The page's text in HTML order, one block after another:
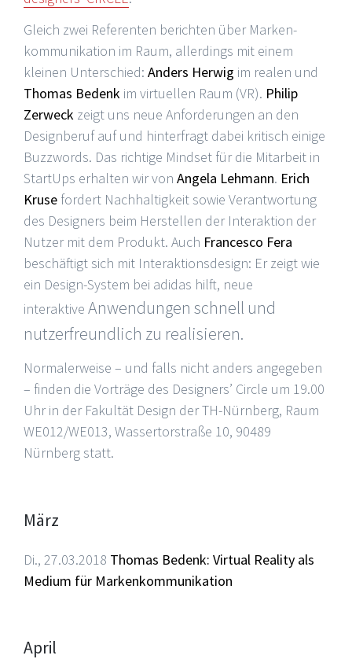
Gleich zwei Referenten berichten über Marken-
kommunikation im Raum, allerdings mit einem
kleinen Unterschied: Anders Herwig im realen und
Thomas Bedenk im virtuellen Raum (VR). Philip
Zerweck zeigt uns neue Anforderungen an den
Designberuf auf und hinterfragt dabei kritisch einige
Buzzwords. Das richtige Mindset für die Mitarbeit in
StartUps erhalten wir von Angela Lehmann. Erich
Kruse fordert Nachhaltigkeit sowie Verantwortung
des Designers beim Herstellen der Interaktion der
Nutzer mit dem Produkt. Auch Francesco Fera
beschäftigt sich mit Interaktionsdesign: Er zeigt wie
ein Design-System bei adidas hilft, neue
interaktive Anwendungen schnell und
nutzerfreundlich zu realisieren.
Normalerweise – und falls nicht anders angegeben
– finden die Vorträge des Designers’ Circle um 19.00
Uhr in der Fakultät Design der TH-Nürnberg, Raum
WE012/WE013, Wassertorstraße 10, 90489
Nürnberg statt.
März
Di., 27.03.2018 Thomas Bedenk: Virtual Reality als
Medium für Markenkommunikation
April